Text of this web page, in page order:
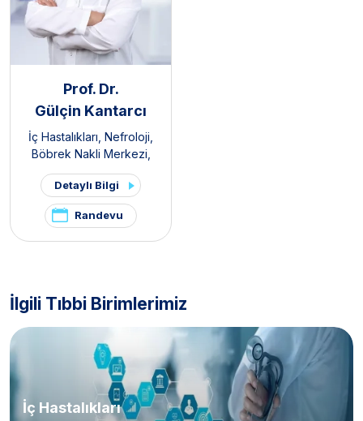
Prof. Dr.
Gülçin Kantarcı
İç Hastalıkları, Nefroloji,
Böbrek Nakli Merkezi,
Organ Nakli Merkezi
Detaylı Bilgi
Randevu
İlgili Tıbbi Birimlerimiz
İç Hastalıkları